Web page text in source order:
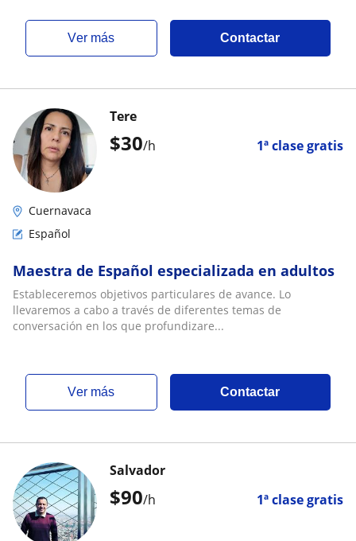
ver más Contactar
$30/h 1ª clase gratis
Tere
Cuernavaca
Español
Maestra de Español especializada en adultos
Estableceremos objetivos particulares de avance. Lo
llevaremos a cabo a través de diferentes temas de
conversación en los que profundizare...
ver más Contactar
$90/h 1ª clase gratis
Salvador